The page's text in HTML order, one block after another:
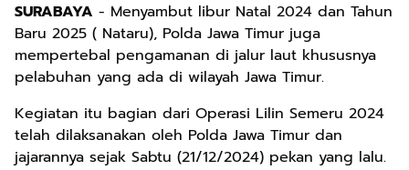
SURABAYA - Menyambut libur Natal 2024 dan Tahun
Baru 2025 ( Nataru), Polda Jawa Timur juga
mempertebal pengamanan di jalur laut khususnya
pelabuhan yang ada di wilayah Jawa Timur.
Kegiatan itu bagian dari Operasi Lilin Semeru 2024
telah dilaksanakan oleh Polda Jawa Timur dan
jajarannya sejak Sabtu (21/12/2024) pekan yang lalu.